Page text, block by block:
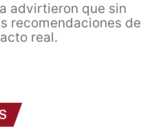
advirtieron que sin
recomendaciones de
real.